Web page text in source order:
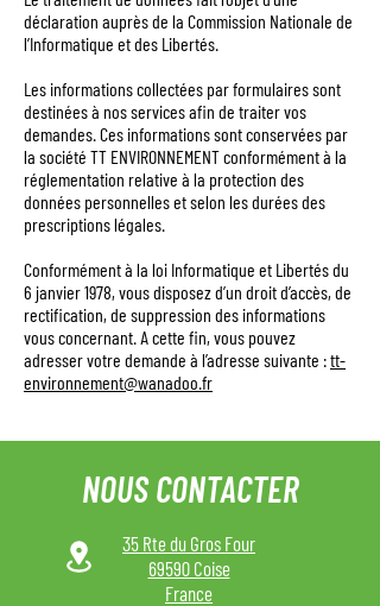
déclaration auprès de la Commission Nationale de
l’Informatique et des Libertés.
Les informations collectées par formulaires sont
destinées à nos services afin de traiter vos
demandes. Ces informations sont conservées par
la société TT ENVIRONNEMENT conformément à la
réglementation relative à la protection des
données personnelles et selon les durées des
prescriptions légales.
Conformément à la loi Informatique et Libertés du
6 janvier 1978, vous disposez d’un droit d’accès, de
rectification, de suppression des informations
vous concernant. A cette fin, vous pouvez
adresser votre demande à l’adresse suivante :tt-
environnement@wanadoo.fr
NOUS CONTACTER
35 Rte du Gros Four
69590 Coise
France